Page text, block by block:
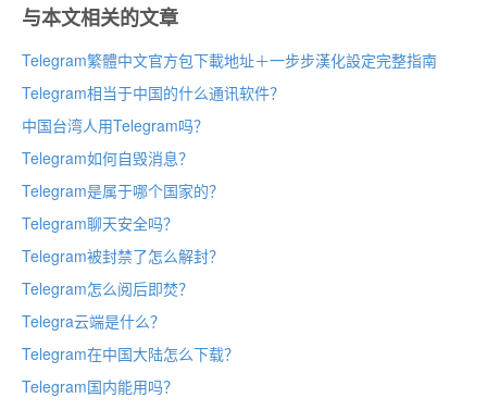
与本文相关的文章
Telegram繁體中文官方包下載地址＋一步步漢化設定完整指南
Telegram相当于中国的什么通讯软件？
中国台湾人用Telegram吗？
Telegram如何自毁消息？
Telegram是属于哪个国家的？
Telegram聊天安全吗？
Telegram被封禁了怎么解封？
Telegram怎么阅后即焚？
Telegra云端是什么？
Telegram在中国大陆怎么下载？
Telegram国内能用吗？